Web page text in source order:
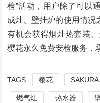
检”活动，用户除了可以
成灶、壁挂炉的使用情况
有机会获得烟灶热套装
樱花永久免费安检服务，
TAGS: 樱花 SAKURA
燃气灶 热水器